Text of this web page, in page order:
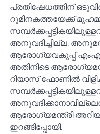
പ്രതിഷേധത്തിന്
റൂമിനകത്തയേക്ക്
അനുവദിച്ചില്ല.
ആരോഗ്യവകുപ്പ്
അതിനിടെ
റിയാസ് ഫോണില്‍
ആരോഗ്യമന്ത്രി
ഇറങ്ങിപ്പോയി.